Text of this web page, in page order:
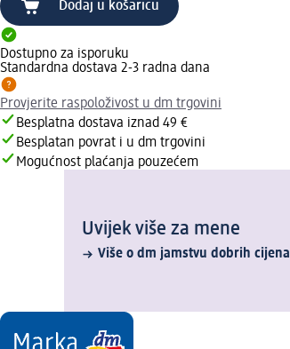
Dodaj u košaricu
Dostupno za isporuku
Standardna dostava 2-3 radna dana
Provjerite raspoloživost u dm trgovini
Besplatna dostava iznad 49 €
Besplatan povrat i u dm trgovini
Mogućnost plaćanja pouzećem
Uvijek više za mene
Više o dm jamstvu dobrih cijena